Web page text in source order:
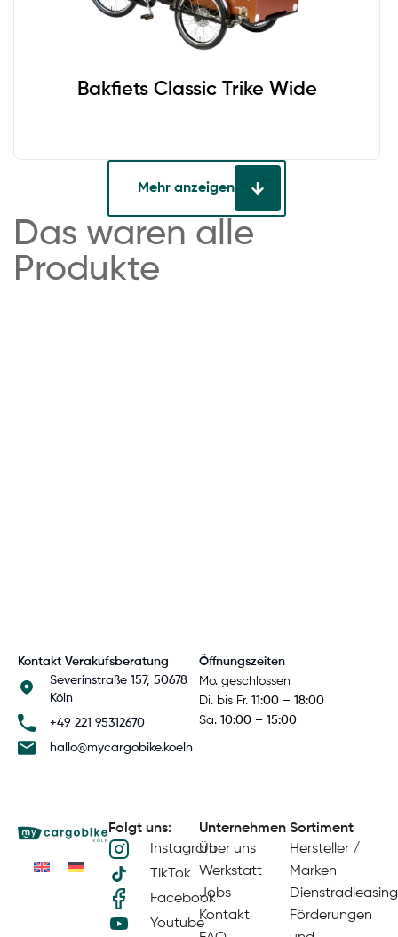
Bakfiets Classic Trike Wide
Mehr anzeigen
Das waren alle
Produkte
Kontakt Verakufsberatung
Severinstraße 157, 50678
Köln
+49 221 95312670
hallo@mycargobike.koeln
Öffnungszeiten
Mo. geschlossen
Di. bis Fr. 11:00 – 18:00
Sa. 10:00 – 15:00
Folgt uns:
Instagram
TikTok
Facebook
Youtube
Unternehmen
Über uns
Werkstatt
Jobs
Kontakt
Sortiment
Hersteller /
Marken
Dienstradleasing
Förderungen